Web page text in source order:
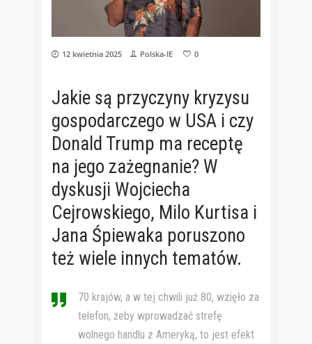
12 kwietnia 2025 Polska-IE 0
Jakie są przyczyny kryzysu
gospodarczego w USA i czy
Donald Trump ma receptę
na jego zażegnanie? W
dyskusji Wojciecha
Cejrowskiego, Milo Kurtisa i
Jana Śpiewaka poruszono
też wiele innych tematów.
70 krajów, a w tej chwili już 80, wzięło za
telefon, żeby wprowadzać strefę
wolnego handlu z Ameryką, to jest efekt